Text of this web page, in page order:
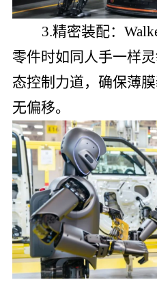
3.精密装配：
零件时如同人手一样
态控制力道，确保薄
无偏移。